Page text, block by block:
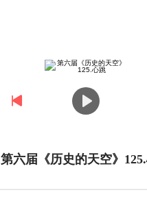
第六届《历史的天空》